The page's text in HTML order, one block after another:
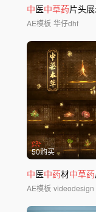
中医中草药片头
AE模板 华仔dhf
50购买
中医中药材中草药
AE模板 videodesign